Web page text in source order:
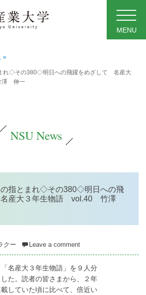
MENU
»
れ◇その380◇明日への飛躍をめざして 名産大
澤 伸一
NSU News
指とまれ◇その380◇明日への飛
産大３年生物語 vol.40 竹澤
クー Leave a comment
名産大３年生物語」を９人分
た。読者の皆さまから、２年
していた頃に比べて、倍近い